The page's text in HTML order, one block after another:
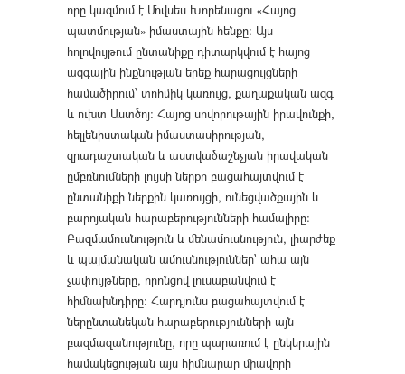
որը կազմում է Մովսես Խորենացու «Հայոց
պատմության» իմաստային հենքը: Այս
հոլովույթում ընտանիքը դիտարկվում է հայոց
ազգային ինքնության երեք հարացույցների
համածիրում՝ տոհմիկ կառույց, քաղաքական ազգ
և ուխտ Աստծոյ: Հայոց սովորութային իրավունքի,
հելլենիստական իմաստասիրության,
զրադաշտական և աստվածաշնչյան իրավական
ըմբռնումների լույսի ներքո բացահայտվում է
ընտանիքի ներքին կառույցի, ունեցվածքային և
բարոյական հարաբերությունների համալիրը:
Բազմամուսնություն և մենամուսնություն, լիարժեք
և պայմանական ամուսնություններ՝ ահա այն
չափույթները, որոնցով լուսաբանվում է
հիմնախնդիրը: Հարդյունս բացահայտվում է
ներընտանեկան հարաբերությունների այն
բազմազանությունը, որը պարառում է ընկերային
համակեցության այս հիմնարար միավորի